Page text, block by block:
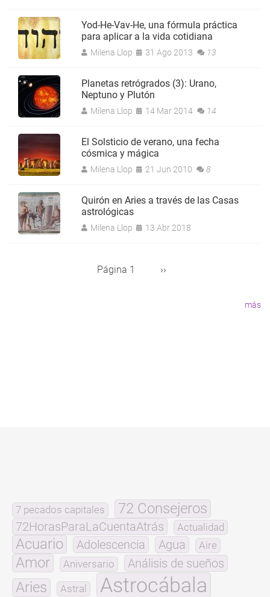
Yod-He-Vav-He, una fórmula práctica
para aplicar a la vida cotidiana
Milena Llop 31 Ago 2013 13
Planetas retrógrados (3): Urano,
Neptuno y Plutón
Milena Llop 14 Mar 2014 14
El Solsticio de verano, una fecha
cósmica y mágica
Milena Llop 21 Jun 2010 8
Quirón en Aries a través de las Casas
astrológicas
Milena Llop 13 Abr 2018
Página 1
Siguiente
››
más
7 pecados capitales 72 Consejeros
72HorasParaLaCuentaAtrás Actualidad
Acuario Adolescencia Agua Aire
Amor Aniversario Análisis de sueños
Aries Astral Astrocábala